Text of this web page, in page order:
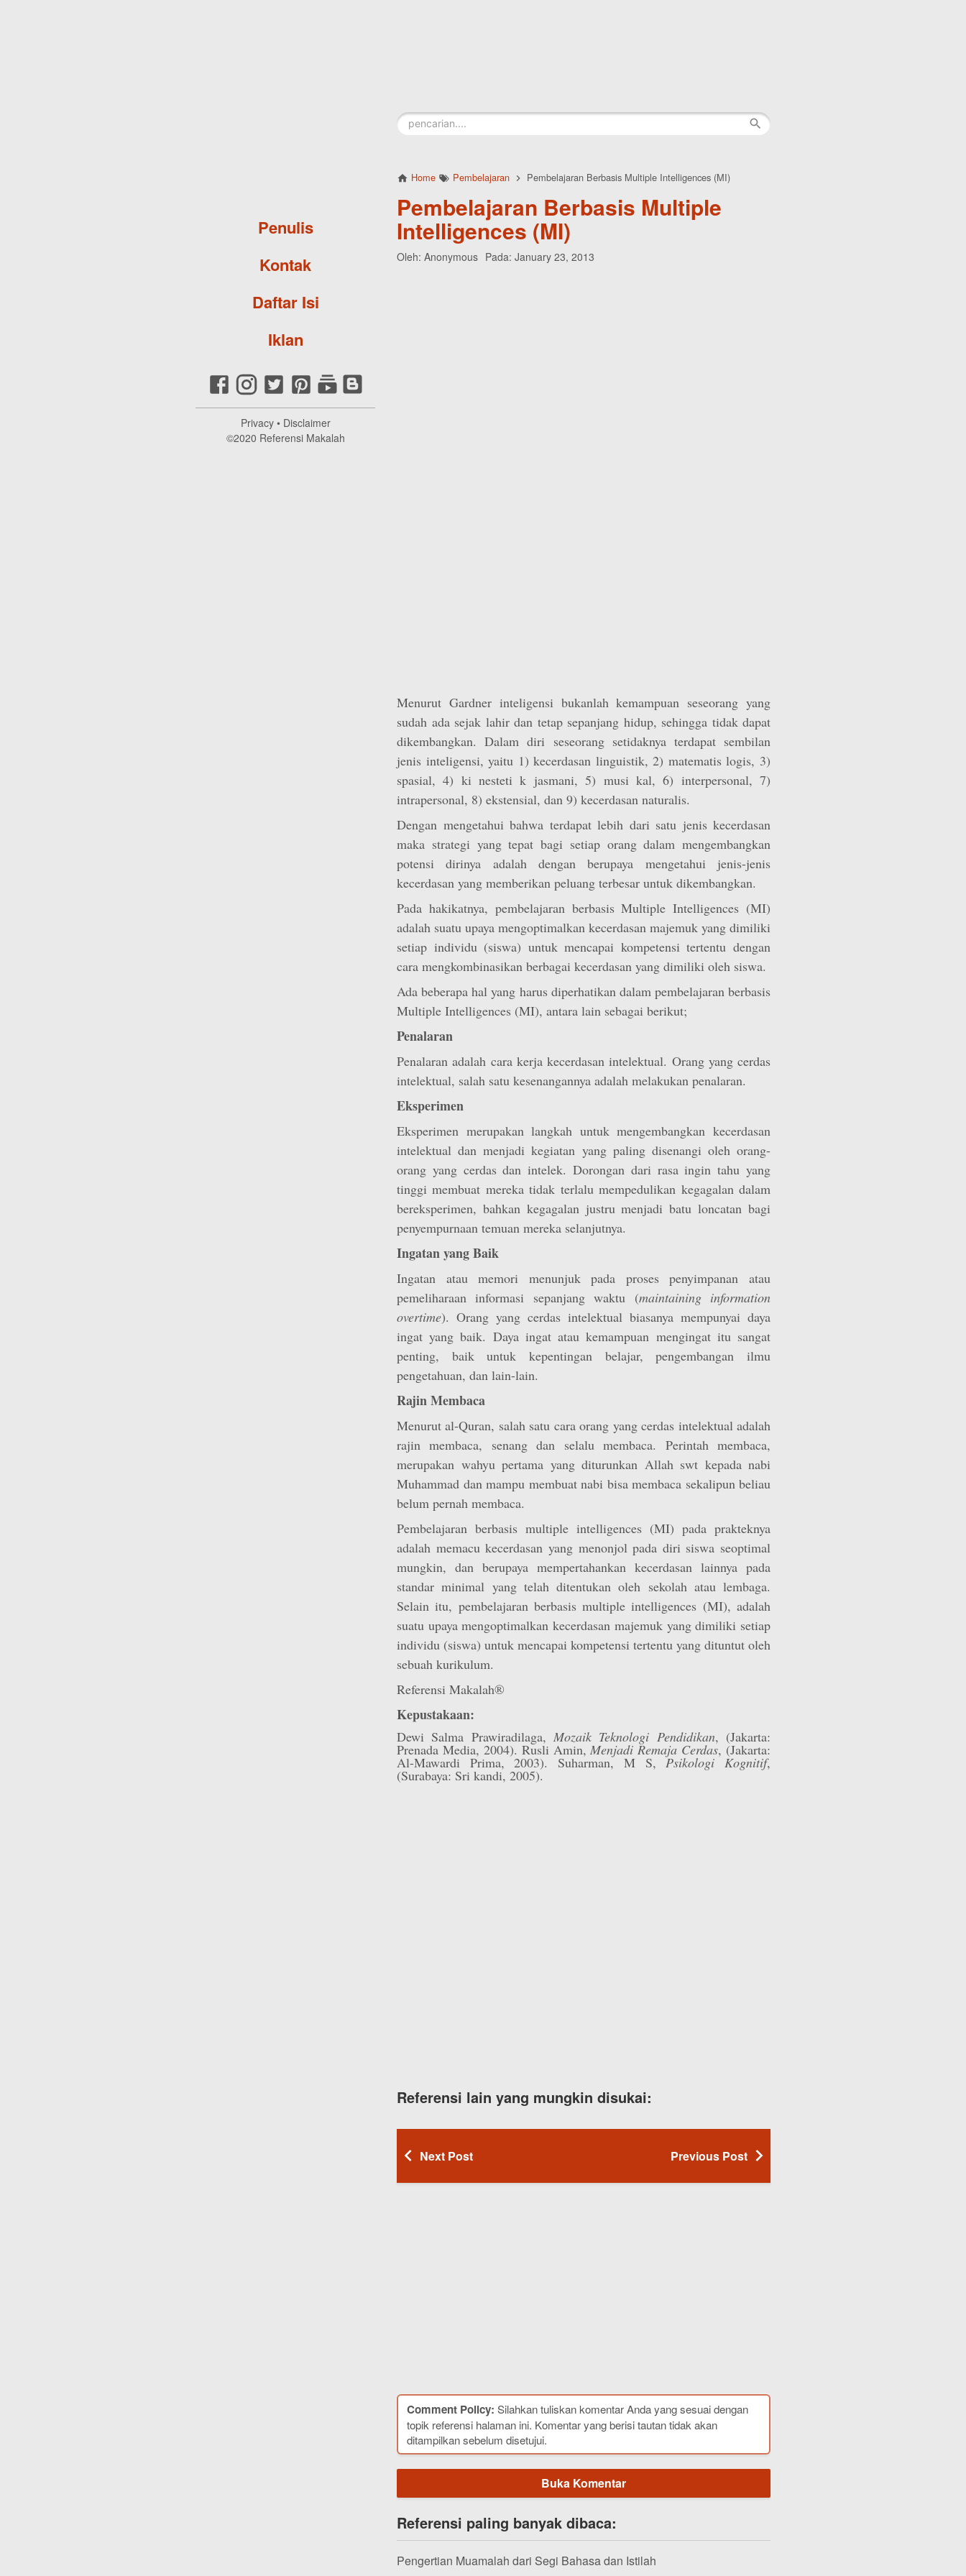
Penulis
Kontak
Daftar Isi
Iklan
Privacy• Disclaimer
©2020 Referensi Makalah
Home Pembelajaran Pembelajaran Berbasis Multiple Intelligences (MI)
Pembelajaran Berbasis Multiple
Intelligences (MI)
Oleh: Anonymous Pada: January 23, 2013
Menurut Gardner inteligensi bukanlah kemampuan seseorang yang
sudah ada sejak lahir dan tetap sepanjang hidup, sehingga tidak dapat
dikembangkan. Dalam diri seseorang setidaknya terdapat sembilan
jenis inteligensi, yaitu 1) kecerdasan linguistik, 2) matematis logis, 3)
spasial, 4) ki nesteti k jasmani, 5) musi kal, 6) interpersonal, 7)
intrapersonal, 8) ekstensial, dan 9) kecerdasan naturalis.
Dengan mengetahui bahwa terdapat lebih dari satu jenis kecerdasan
maka strategi yang tepat bagi setiap orang dalam mengembangkan
potensi dirinya adalah dengan berupaya mengetahui jenis-jenis
kecerdasan yang memberikan peluang terbesar untuk dikembangkan.
Pada hakikatnya, pembelajaran berbasis Multiple Intelligences (MI)
adalah suatu upaya mengoptimalkan kecerdasan majemuk yang dimiliki
setiap individu (siswa) untuk mencapai kompetensi tertentu dengan
cara mengkombinasikan berbagai kecerdasan yang dimiliki oleh siswa.
Ada beberapa hal yang harus diperhatikan dalam pembelajaran berbasis
Multiple Intelligences (MI), antara lain sebagai berikut;
Penalaran
Penalaran adalah cara kerja kecerdasan intelektual. Orang yang cerdas
intelektual, salah satu kesenangannya adalah melakukan penalaran.
Eksperimen
Eksperimen merupakan langkah untuk mengembangkan kecerdasan
intelektual dan menjadi kegiatan yang paling disenangi oleh orang-
orang yang cerdas dan intelek. Dorongan dari rasa ingin tahu yang
tinggi membuat mereka tidak terlalu mempedulikan kegagalan dalam
bereksperimen, bahkan kegagalan justru menjadi batu loncatan bagi
penyempurnaan temuan mereka selanjutnya.
Ingatan yang Baik
Ingatan atau memori menunjuk pada proses penyimpanan atau
pemeliharaan informasi sepanjang waktu (maintaining information
overtime). Orang yang cerdas intelektual biasanya mempunyai daya
ingat yang baik. Daya ingat atau kemampuan mengingat itu sangat
penting, baik untuk kepentingan belajar, pengembangan ilmu
pengetahuan, dan lain-lain.
RajinMembaca
Menurut al-Quran, salah satu cara orang yang cerdas intelektual adalah
rajin membaca, senang dan selalu membaca. Perintah membaca,
merupakan wahyu pertama yang diturunkan Allah swt kepada nabi
Muhammad dan mampu membuat nabi bisa membaca sekalipun beliau
belum pernah membaca.
Pembelajaran berbasis multiple intelligences (MI) pada prakteknya
adalah memacu kecerdasan yang menonjol pada diri siswa seoptimal
mungkin, dan berupaya mempertahankan kecerdasan lainnya pada
standar minimal yang telah ditentukan oleh sekolah atau lembaga.
Selain itu, pembelajaran berbasis multiple intelligences (MI), adalah
suatu upaya mengoptimalkan kecerdasan majemuk yang dimiliki setiap
individu (siswa) untuk mencapai kompetensi tertentu yang dituntut oleh
sebuah kurikulum.
Referensi Makalah®
Kepustakaan:
Dewi Salma Prawiradilaga, Mozaik Teknologi Pendidikan, (Jakarta:
Prenada Media, 2004). Rusli Amin, Menjadi Remaja Cerdas, (Jakarta:
Al-Mawardi Prima, 2003). Suharman, M S,Psikologi Kognitif,
(Surabaya: Sri kandi, 2005).
Referensi lain yang mungkin disukai:
Next Post Previous Post
Comment Policy: Silahkan tuliskan komentar Anda yang sesuai dengan
topik referensi halaman ini. Komentar yang berisi tautan tidak akan
ditampilkan sebelum disetujui.
Buka Komentar
Referensi paling banyak dibaca:
Pengertian Muamalah dari Segi Bahasa dan Istilah